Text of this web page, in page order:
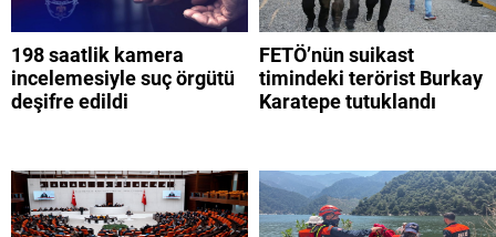
198 saatlik kamera
incelemesiyle suç örgütü
deşifre edildi
FETÖ’nün suikast
timindeki terörist Burkay
Karatepe tutuklandı